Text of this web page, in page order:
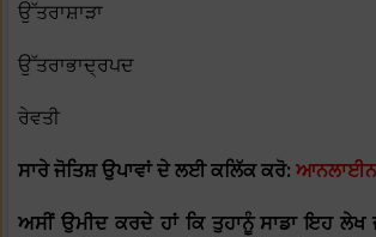
ਉੱਤਰਾਸ਼ਾੜਾ
ਉੱਤਰਾਭਾਦ੍ਰਪਦ
ਰੇਵਤੀ
ਸਾਰੇ ਜੋਤਿਸ਼ ਉਪਾਵਾਂ ਦੇ ਲਈ ਕਲਿੱਕ ਕਰੋ: ਆਨਲਾਈਨ
ਅਸੀਂ ਉਮੀਦ ਕਰਦੇ ਹਾਂ ਕਿ ਤੁਹਾਨੂੰ ਸਾਡਾ ਇਹ